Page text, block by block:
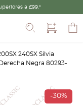
a £99.*
240SX Silvia
Negra 80293-
-30%